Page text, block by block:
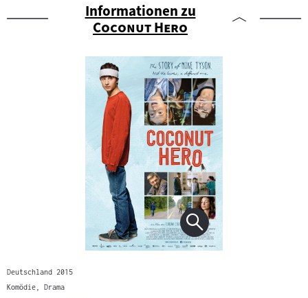
Informationen zu
"
Coconut Hero
Deutschland 2015
Komödie, Drama